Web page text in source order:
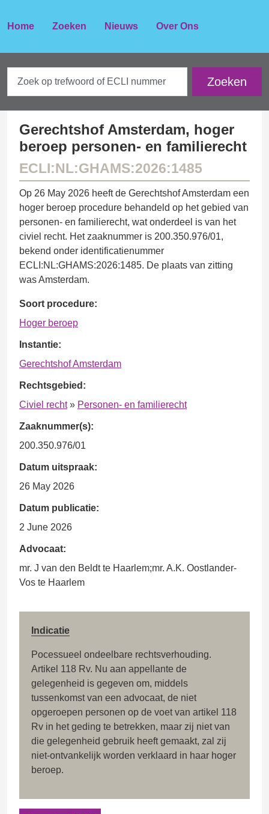
Home Zoeken Nieuws Over Ons
Gerechtshof Amsterdam, hoger
beroep personen- en familierecht
ECLI:NL:GHAMS:2026:1485
Op 26 May 2026 heeft de Gerechtshof Amsterdam een
hoger beroep procedure behandeld op het gebied van
personen- en familierecht, wat onderdeel is van het
civiel recht. Het zaaknummer is 200.350.976/01,
bekend onder identificatienummer
ECLI:NL:GHAMS:2026:1485. De plaats van zitting
was Amsterdam.
Soort procedure:
Hoger beroep
Instantie:
Gerechtshof Amsterdam
Rechtsgebied:
Civiel recht» Personen- en familierecht
Zaaknummer(s):
200.350.976/01
Datum uitspraak:
26 May 2026
Datum publicatie:
2 June 2026
Advocaat:
mr. J van den Beldt te Haarlem;mr. A.K. Oostlander-
Vos te Haarlem
Indicatie
Pocessueel ondeelbare rechtsverhouding.
Artikel 118 Rv. Nu aan appellante de
gelegenheid is gegeven om, middels
tussenkomst van een advocaat, de niet
opgeroepen personen op de voet van artikel 118
Rv in het geding te betrekken, maar zij niet van
die gelegenheid gebruik heeft gemaakt, zal zij
niet-ontvankelijk worden verklaard in haar hoger
beroep.